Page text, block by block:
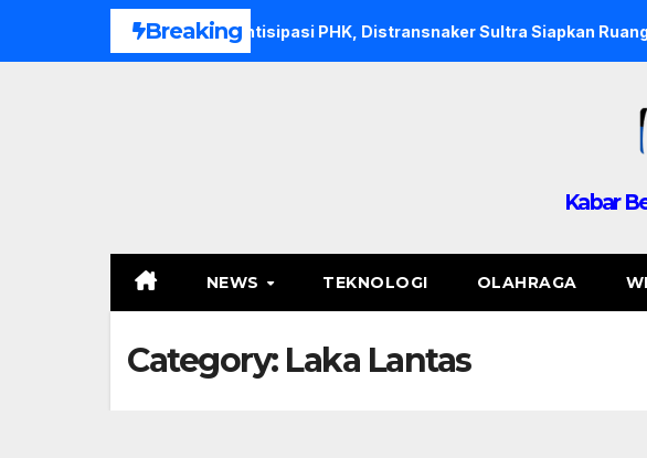
Breaking
Antisipasi PHK, Distransnaker Sultra Siapkan Ruang Mediasi
Kabar
NEWS TEKNOLOGI OLAHRAGA
Category: Laka Lantas